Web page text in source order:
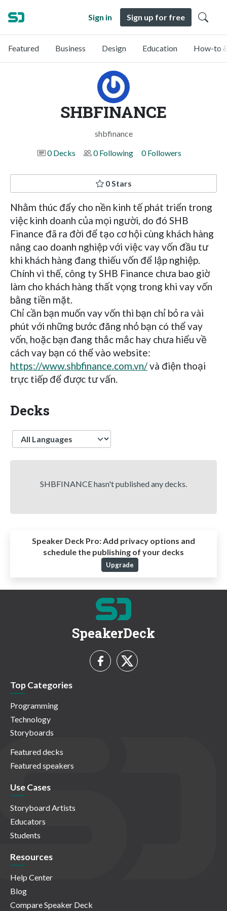
Sign in Sign up for free
Featured Business Design Education How-to
SHBFINANCE
shbfinance
0 Decks
0 Following 0 Followers
0 Stars
Nhằm thúc đẩy cho nền kinh tế phát triển trong
việc kinh doanh của mọi người, do đó SHB
Finance đã ra đời để tạo cơ hội cùng khách hàng
nâng cao doanh nghiệp với việc vay vốn đầu tư
khi khách hàng đang thiếu vốn để lập nghiệp.
Chính vì thế, công ty SHB Finance chưa bao giờ
làm cho khách hàng thất vọng trong khi vay vốn
bằng tiền mặt.
Chỉ cần bạn muốn vay vốn thì bạn chỉ bỏ ra vài
phút với những bước đăng nhỏ bạn có thể vay
vốn, hoặc bạn đang thắc mắc hay chưa hiểu về
cách vay bạn có thể vào website:
https://www.shbfinance.com.vn/và điện thoại
trực tiếp để được tư vấn.
Decks
Language
SHBFINANCE hasn't published any decks.
Speaker Deck Pro:Add privacy options and
schedule the publishing of your decks
Upgrade
SpeakerDeck
Top Categories
Programming
Technology
Storyboards
Featured decks
Featured speakers
Use Cases
Storyboard Artists
Educators
Students
Resources
Help Center
Blog
Compare Speaker Deck